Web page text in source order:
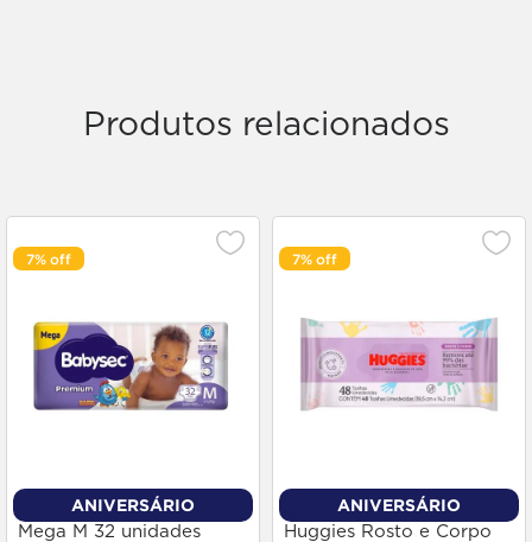
Produtos relacionados
7%
ANIVERSÁRIO
Fralda Babysec Premium
Mega M 32 unidades
7%
ANIVERSÁRIO
Toalha Umedecida
Huggies Rosto e Corpo